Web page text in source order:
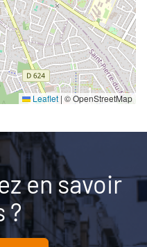
Leaflet | © OpenStreetMap
en savoir
?